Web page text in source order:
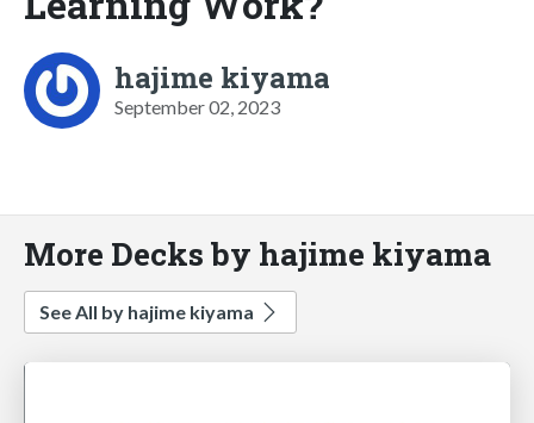
hajime kiyama
September 02, 2023
More Decks by hajime kiyama
See All by hajime kiyama